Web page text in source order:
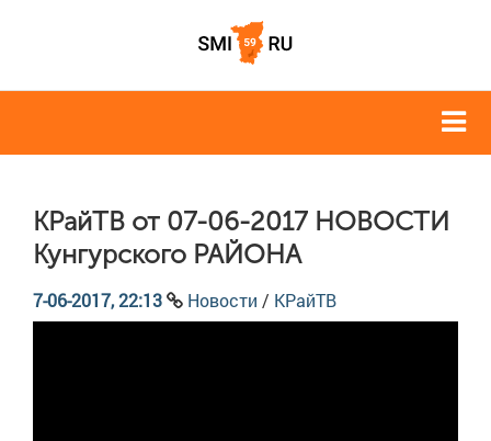
КРайТВ от 07-06-2017 НОВОСТИ
Кунгурского РАЙОНА
7-06-2017, 22:13 Новости / КРайТВ